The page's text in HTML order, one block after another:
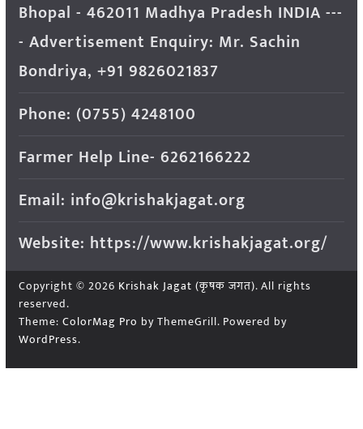
Bhopal - 462011 Madhya Pradesh INDIA ---
- Advertisement Enquiry: Mr. Sachin
Bondriya, +91 9826021837
Phone: (0755) 4248100
Farmer Help Line- 6262166222
Email: info@krishakjagat.org
Website: https://www.krishakjagat.org/
Copyright © 2026 Krishak Jagat (कृषक जगत). All rights
reserved.
Theme: ColorMag Pro by ThemeGrill. Powered by
WordPress.